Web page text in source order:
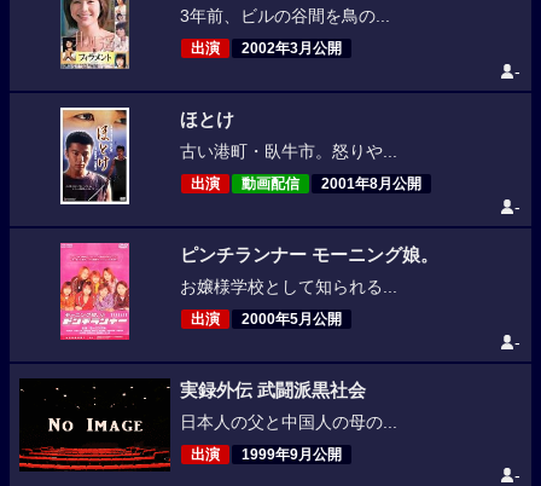
3年前、ビルの谷間を鳥の...
出演 2002年3月公開
-
ほとけ
古い港町・臥牛市。怒りや...
出演 動画配信 2001年8月公開
-
ピンチランナー モーニング娘。
お嬢様学校として知られる...
出演 2000年5月公開
-
実録外伝 武闘派黒社会
日本人の父と中国人の母の...
出演 1999年9月公開
-